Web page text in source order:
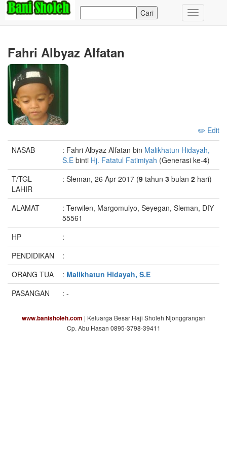
Toggle
navigation
Fahri Albyaz Alfatan
✏️ Edit
NASAB
: Fahri Albyaz Alfatan bin Malikhatun Hidayah,
S.E binti Hj. Fatatul Fatimiyah (Generasi ke-4)
T/TGL
LAHIR
: Sleman, 26 Apr 2017 (9 tahun 3 bulan 2 hari)
ALAMAT
: Terwilen, Margomulyo, Seyegan, Sleman, DIY
55561
HP
:
PENDIDIKAN
:
ORANG TUA
: Malikhatun Hidayah, S.E
PASANGAN
: -
www.banisholeh.com | Keluarga Besar Haji Sholeh Njonggrangan
Cp. Abu Hasan 0895-3798-39411